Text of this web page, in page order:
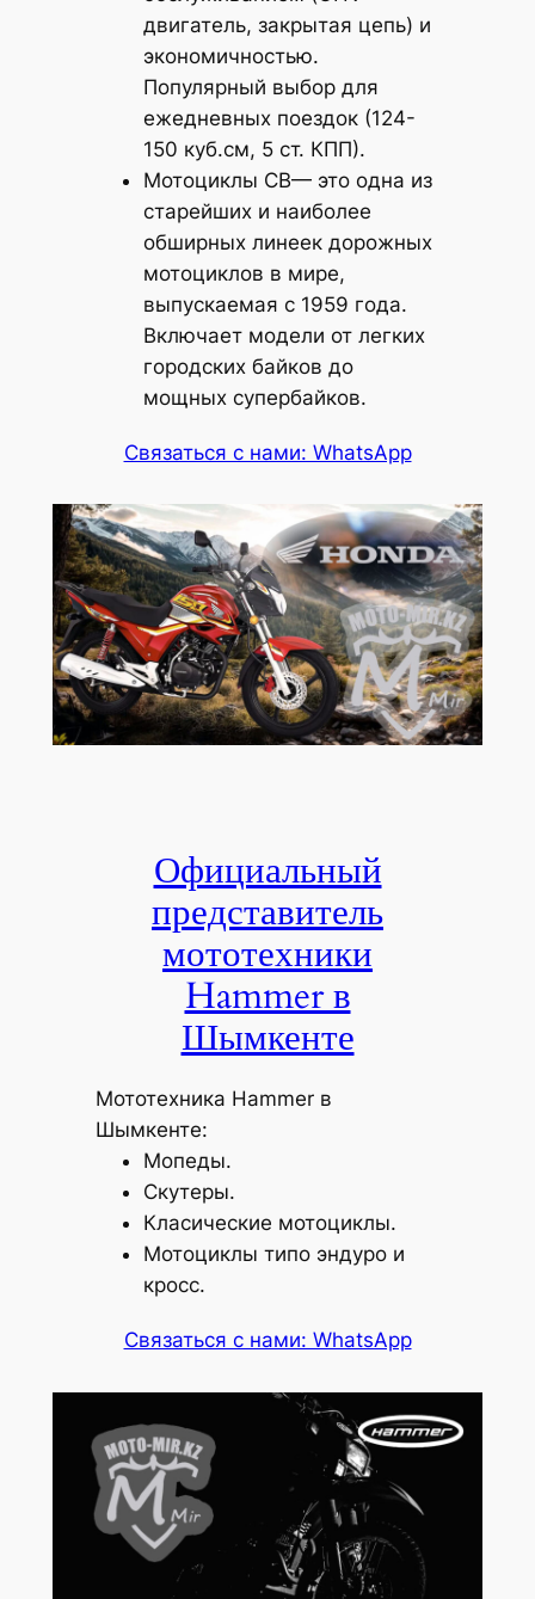
двигатель, закрытая цепь) и
экономичностью.
Популярный выбор для
ежедневных поездок (124-
150 куб.см, 5 ст. КПП).
Мотоциклы CB— это одна из
старейших и наиболее
обширных линеек дорожных
мотоциклов в мире,
выпускаемая с 1959 года.
Включает модели от легких
городских байков до
мощных супербайков.
Связаться с нами: WhatsApp
Официальный
представитель
мототехники
Hammer в
Шымкенте
Мототехника Hammer в
Шымкенте:
Мопеды.
Скутеры.
Класические мотоциклы.
Мотоциклы типо эндуро и
кросс.
Связаться с нами: WhatsApp